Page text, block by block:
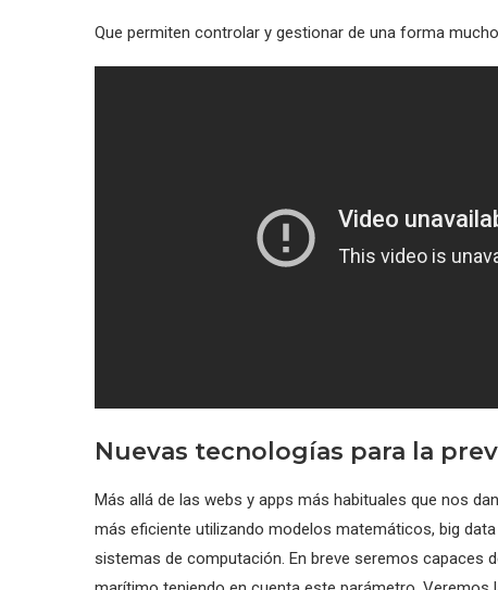
Que permiten controlar y gestionar de una forma
Nuevas tecnologías para la
Más allá de las webs y apps más habituales que nos
más eficiente utilizando modelos matemáticos, big
sistemas de computación. En breve seremos capaces